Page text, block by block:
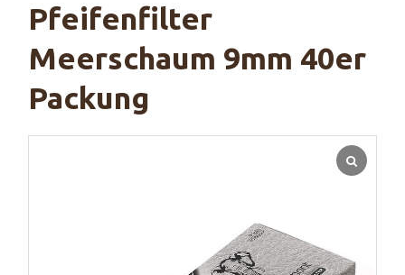
Pfeifenfilter
Meerschaum 9mm 40er
Packung